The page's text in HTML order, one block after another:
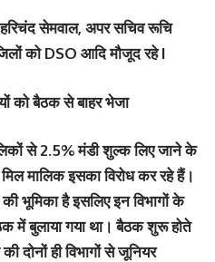
सेमवाल, अपर सचिव रूचि
को DSO आदि मौजूद रहे I
को बैठक से बाहर भेजा
से 2.5% मंडी शुल्क लिए जाने के
मिल मालिक इसका विरोध कर रहे हैं।
भूमिका है इसलिए इन विभागों के
में बुलाया गया था। बैठक शुरू होते
दोनों ही विभागों से जूनियर